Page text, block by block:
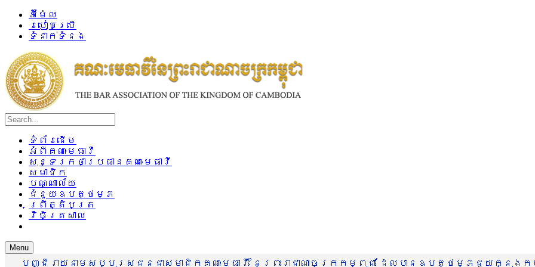
អ៊ីម៉ែល
របៀបប្រើ
ទំនាក់ទំនង
ទំព័រដើម
អំពីគណៈមេធាវី
សុន្ទរកថាប្រធានគណៈមេធាវី
សមាជិក
បណ្ណាល័យ
ជំនួយឧបត្ថម្ភ
ព្រឹត្តិបត្រ
វិចិត្រសាល
Menu
បញ្ជីរាយនាមសប្បុរសជនជាសមាជិកគណៈមេធាវី នៃព្រះរាជាណាចក្រកម្ពុជា ដែលបានឧបត្ថម្ភជួយក្នុង